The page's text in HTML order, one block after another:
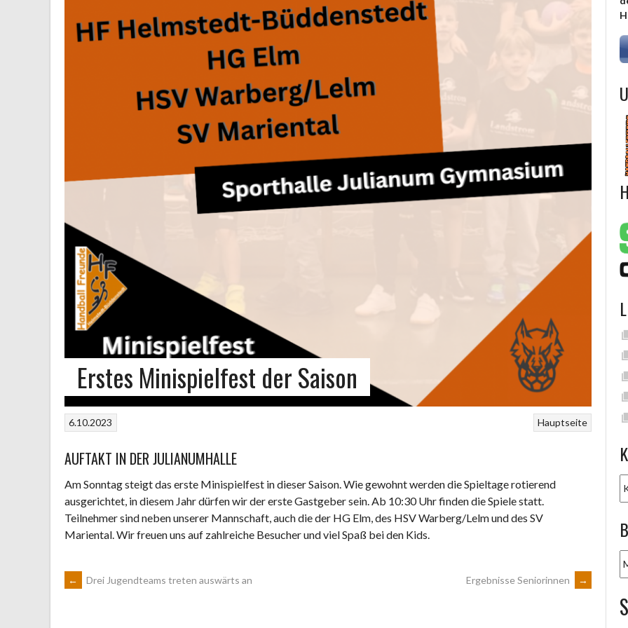
Erstes Minispielfest der Saison
Hauptseite
6.10.2023
AUFTAKT IN DER JULIANUMHALLE
Am Sonntag steigt das erste Minispielfest in dieser Saison. Wie gewohnt werden die Spieltage rotierend
ausgerichtet, in diesem Jahr dürfen wir der erste Gastgeber sein. Ab 10:30 Uhr finden die Spiele statt.
Teilnehmer sind neben unserer Mannschaft, auch die der HG Elm, des HSV Warberg/Lelm und des SV
Mariental. Wir freuen uns auf zahlreiche Besucher und viel Spaß bei den Kids.
ARTIKEL-
← Drei Jugendteams treten auswärts an Ergebnisse Seniorinnen →